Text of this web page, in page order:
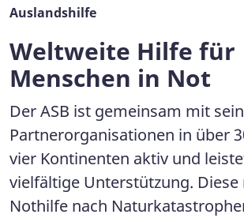
Auslandshilfe
Weltweite Hilfe für
Menschen in Not
Der ASB ist gemeinsam mit
Partnerorganisationen in über
vier Kontinenten aktiv und
vielfältige Unterstützung.
Nothilfe nach